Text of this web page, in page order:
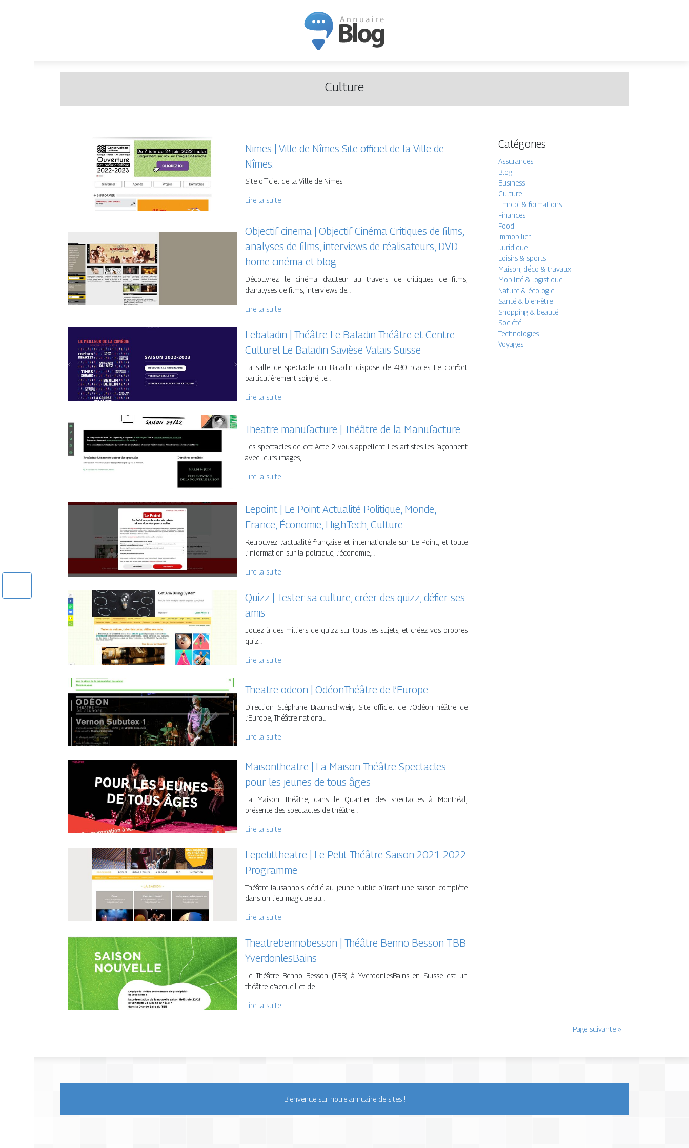
Culture
Nimes | Ville de Nîmes Site officiel de la Ville de
Nîmes.
Site officiel de la Ville de Nîmes
Lire la suite
Objectif cinema | Objectif Cinéma Critiques de films,
analyses de films, interviews de réalisa­teurs, DVD
home cinéma et blog
Découvrez le cinéma d’auteur au travers de critiques de films,
d’analyses de films, interviews de…
Lire la suite
Lebaladin | Théâtre Le Baladin Théâtre et Centre
Culturel Le Baladin Savièse Valais Suisse
La salle de spectacle du Baladin dispose de 480 places. Le confort
particulièrement soigné, le…
Lire la suite
Theatre manufacture | Théâtre de la Manufacture
Les spectacles de cet Acte 2 vous appellent. Les artistes les façonnent
avec leurs images,…
Lire la suite
Lepoint | Le Point Actualité Politique, Monde,
France, Économie, HighTech, Culture
Retrouvez l’actualité française et internationale sur Le Point, et toute
l’information sur la politique, l’économie,…
Lire la suite
Quizz | Tester sa culture, créer des quizz, défier ses
amis
Jouez à des milliers de quizz sur tous les sujets, et créez vos propres
quiz…
Lire la suite
Theatre odeon | OdéonThéâtre de l’Europe
Direction Stéphane Braunschweig. Site officiel de l’OdéonThéâtre de
l’Europe, Théâtre national.
Lire la suite
Mai­sontheat­re | La Maison Théâtre Spectacles
pour les jeunes de tous âges
La Maison Théâtre, dans le Quartier des spectacles à Montréal,
présente des spectacles de théâtre…
Lire la suite
Lepe­tittheat­re | Le Petit Théâtre Saison 2021 2022
Programme
Théâtre lausannois dédié au jeune public offrant une saison complète
dans un lieu magique au…
Lire la suite
Theat­rebenno­bes­son | Théâtre Benno Besson TBB
YverdonlesBains
Le Théâtre Benno Besson (TBB) à YverdonlesBains en Suisse est un
théâtre d’accueil et de…
Lire la suite
Catégories
Assurances
Blog
Business
Culture
Emploi & formations
Finances
Food
Immobilier
Juridique
Loisirs & sports
Maison, déco & travaux
Mobilité & logistique
Nature & écologie
Santé & bien-être
Shopping & beauté
Société
Technologies
Voyages
Page suivante »
Bienvenue sur notre annuaire de sites !